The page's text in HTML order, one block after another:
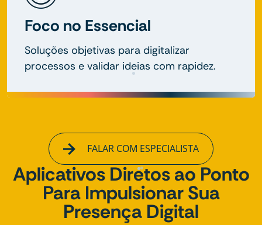
Foco no Essencial
Soluções objetivas para digitalizar
processos e validar ideias com rapidez.
FALAR COM ESPECIALISTA
Aplicativos Diretos ao Ponto
Para Impulsionar Sua
Presença Digital